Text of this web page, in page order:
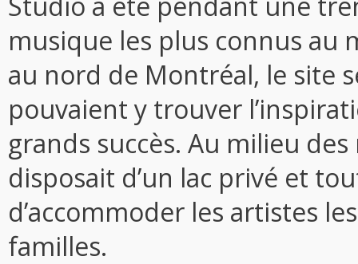
musique les plus connus au
au nord de Montréal, le site
pouvaient y trouver
grands succès. Au milieu
disposait d’un lac privé et
d’accommoder les artistes
familles.